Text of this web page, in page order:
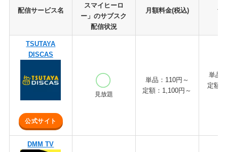
配信サービス名
スマイヒーロ
ー」のサブスク
配信状況
月額料金(税込) 無
TSUTAYA
DISCAS
公式サイト
見放題
単品：110円～
定額：1,100円～
単品
定額
DMM TV